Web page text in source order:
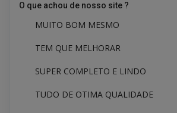
O que achou de nosso site ?
MUITO BOM MESMO
TEM QUE MELHORAR
SUPER COMPLETO E LINDO
TUDO DE OTIMA QUALIDADE